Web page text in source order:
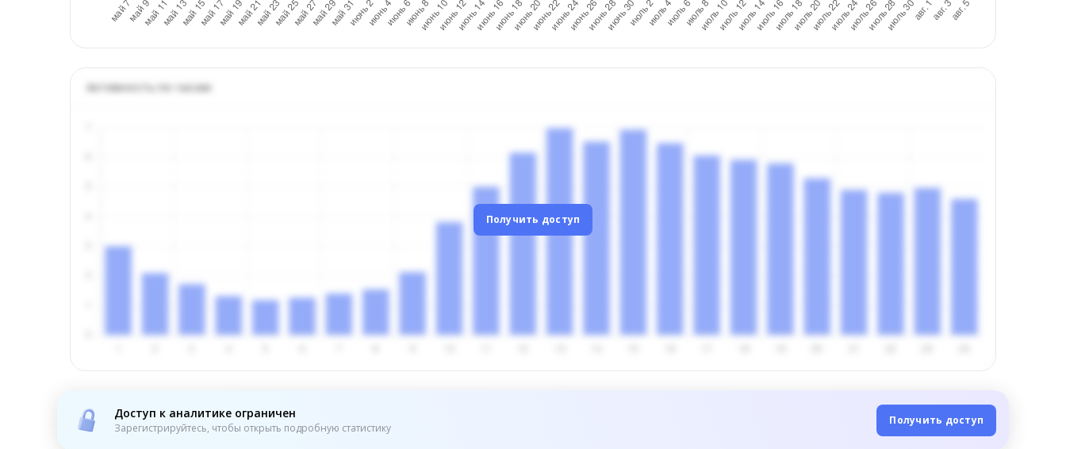
Активность по часам
Получить доступ
Доступ к аналитике ограничен
Зарегистрируйтесь, чтобы открыть подробную статистику
Получить доступ